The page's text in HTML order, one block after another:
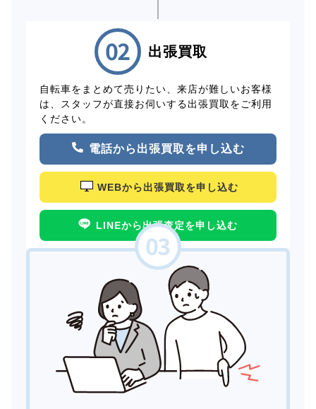
出張買取
自転車をまとめて売りたい、来店が難しいお客様
は、スタッフが直接お伺いする出張買取をご利用
ください。
電話から出張買取を申し込む
WEBから出張買取を申し込む
LINEから出張査定を申し込む